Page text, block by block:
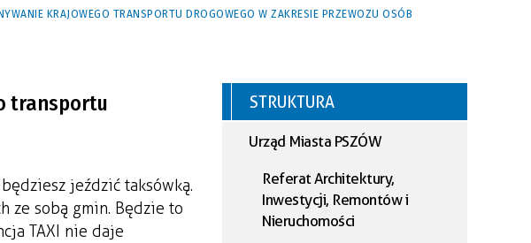
KRAJOWEGO TRANSPORTU DROGOWEGO W ZAKRESIE PRZEWOZU OSÓB
transportu
jeździć taksówką.
ze sobą gmin. Będzie to
TAXI nie daje
STRUKTURA
Urząd Miasta PSZÓW
Referat Architektury,
Inwestycji, Remontów i
Nieruchomości